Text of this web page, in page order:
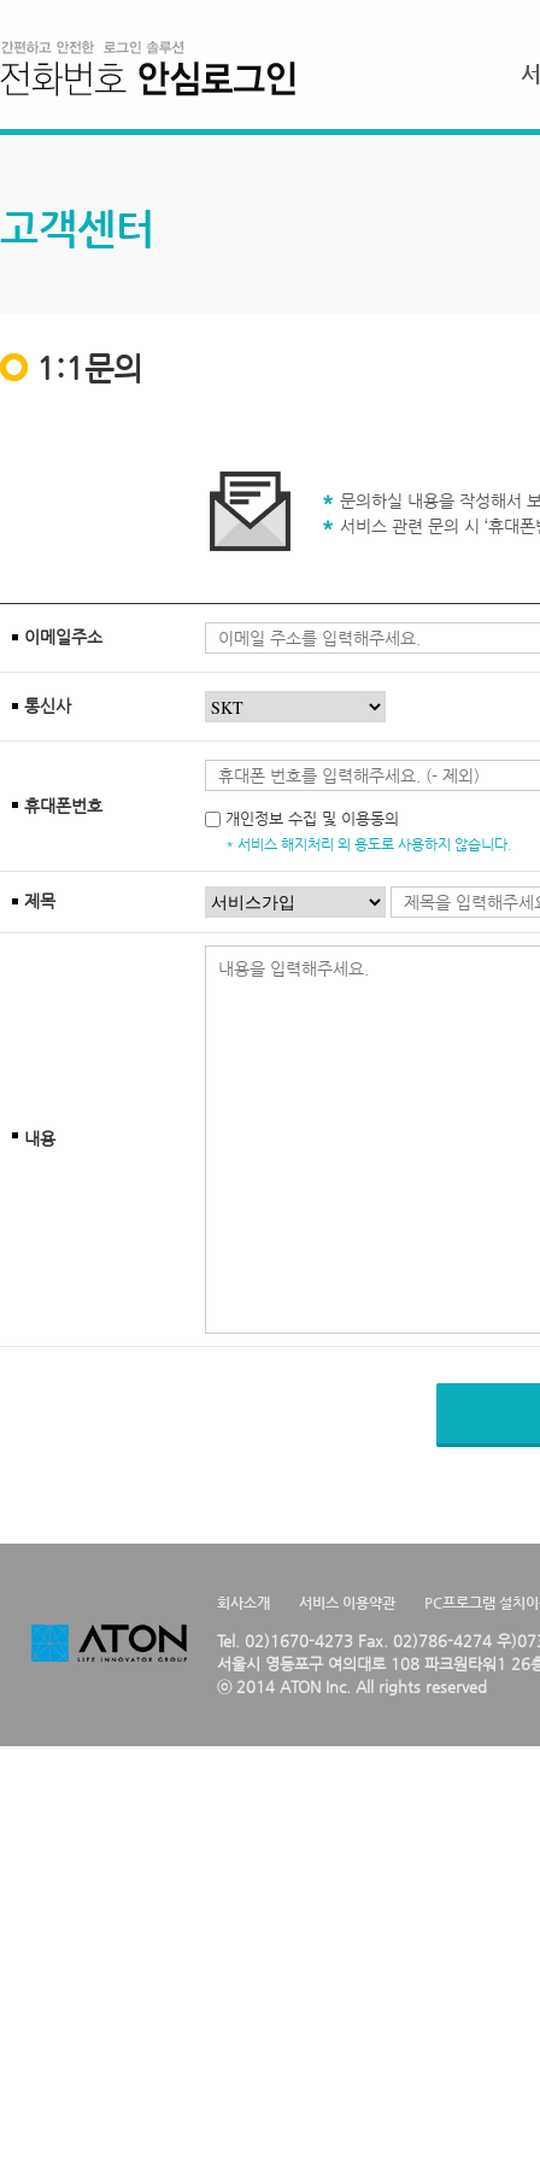
고객센터
1:1문의
문의하실 내용을 작성해서
서비스 관련 문의 시 ‘휴대
이메일주소
통신사
휴대폰번호
개인정보 수집 및 이용동의
* 서비스 해지처리 외 용도로 사용하지 않습니다.
제목
내용
회사소개 서비스 이용약관 PC프로그램 설치
Tel. 02)1670-4273 Fax. 02)786-4274 우
서울시 영등포구 여의대로 108 파크원타워1 26
ⓒ 2014 ATON Inc. All rights reserved